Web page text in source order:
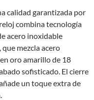
calidad garantizada por
combina tecnología
acero inoxidable
mezcla acero
oro amarillo de 18
sofisticado. El cierre
un toque extra de